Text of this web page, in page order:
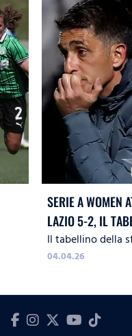
SERIE A WOMEN
LAZIO 5-2, IL
Il tabellino della
04.04.26